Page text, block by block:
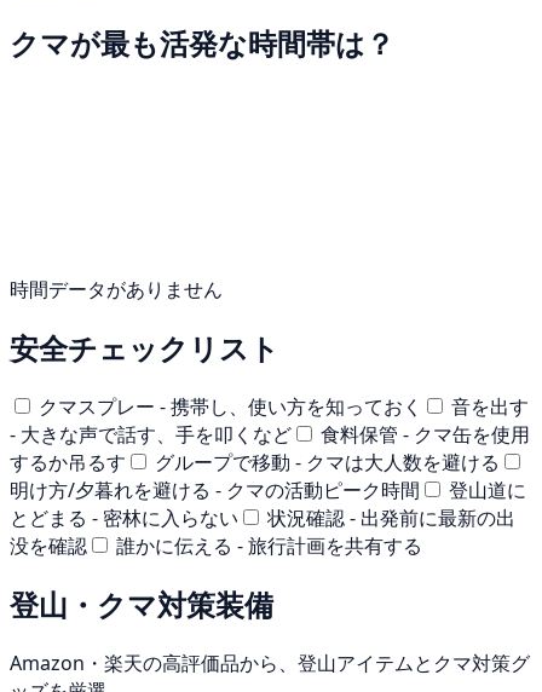
クマが最も活発な時間帯は？
時間データがありません
安全チェックリスト
クマスプレー - 携帯し、使い方を知っておく
音を出す
- 大きな声で話す、手を叩くなど
食料保管 - クマ缶を使用
するか吊るす
グループで移動 - クマは大人数を避ける
明け方/夕暮れを避ける - クマの活動ピーク時間
登山道に
とどまる - 密林に入らない
状況確認 - 出発前に最新の出
没を確認
誰かに伝える - 旅行計画を共有する
登山・クマ対策装備
Amazon・楽天の高評価品から、登山アイテムとクマ対策グ